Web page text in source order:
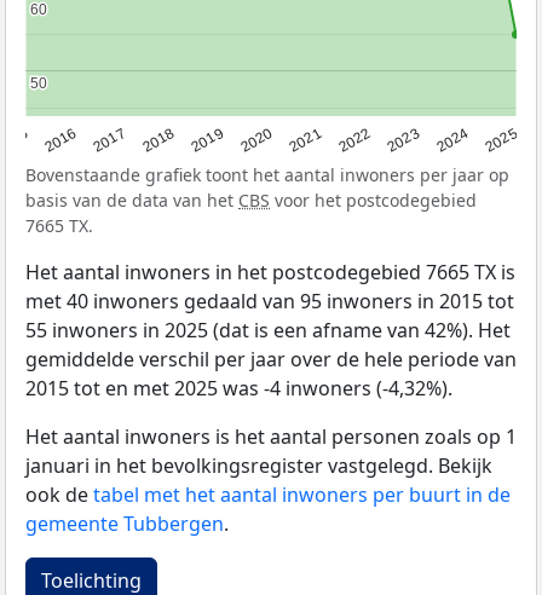
2016 2017 2018 2019 2020 2021 2022 2023 2024 2025
50
50
60
60
Bovenstaande grafiek toont het aantal inwoners per jaar op
basis van de data van het CBS voor het postcodegebied
7665 TX.
Het aantal inwoners in het postcodegebied 7665 TX is
met 40 inwoners gedaald van 95 inwoners in 2015 tot
55 inwoners in 2025 (dat is een afname van 42%). Het
gemiddelde verschil per jaar over de hele periode van
2015 tot en met 2025 was -4 inwoners (-4,32%).
Het aantal inwoners is het aantal personen zoals op 1
januari in het bevolkingsregister vastgelegd. Bekijk
ook detabel met het aantal inwoners per buurt in de
gemeente Tubbergen.
Toelichting